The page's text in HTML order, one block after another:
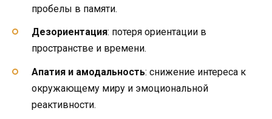
пробелы в памяти.
Дезориентация: потеря ориентации в
пространстве и времени.
Апатия и амодальность: снижение интереса к
окружающему миру и эмоциональной
реактивности.